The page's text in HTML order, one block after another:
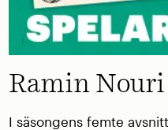
Ramin
I säsongens femte